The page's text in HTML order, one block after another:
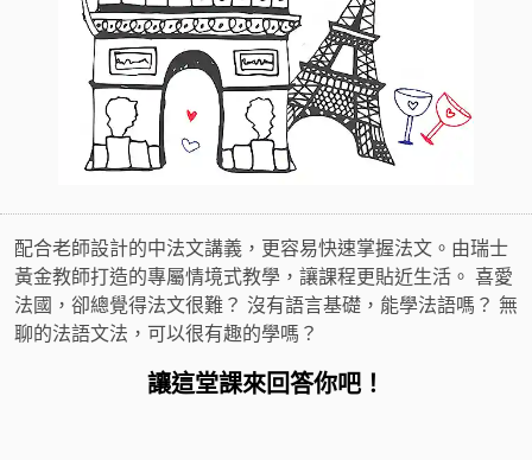
配合老師設計的中法文講義，更容易快速掌握法文。由瑞士
黃金教師打造的專屬情境式教學，讓課程更貼近生活。 喜愛
法國，卻總覺得法文很難？ 沒有語言基礎，能學法語嗎？ 無
聊的法語文法，可以很有趣的學嗎？
讓這堂課來回答你吧！